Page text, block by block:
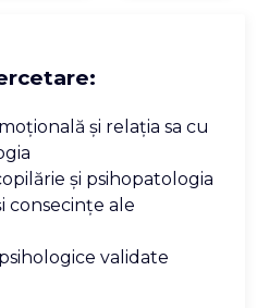
și relația sa cu
și psihopatologia
consecințe ale
validate